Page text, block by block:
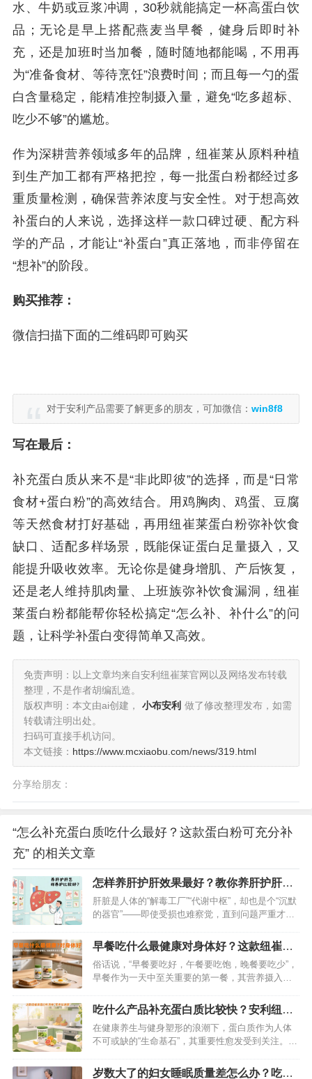
水、牛奶或豆浆冲调，30秒就能搞定一杯高蛋白饮
品；无论是早上搭配燕麦当早餐，健身后即时补
充，还是加班时当加餐，随时随地都能喝，不用再
为“准备食材、等待烹饪”浪费时间；而且每一勺的蛋
白含量稳定，能精准控制摄入量，避免“吃多超标、
吃少不够”的尴尬。
作为深耕营养领域多年的品牌，纽崔莱从原料种植
到生产加工都有严格把控，每一批蛋白粉都经过多
重质量检测，确保营养浓度与安全性。对于想高效
补蛋白的人来说，选择这样一款口碑过硬、配方科
学的产品，才能让“补蛋白”真正落地，而非停留在
“想补”的阶段。
购买推荐：
微信扫描下面的二维码即可购买
对于安利产品需要了解更多的朋友，可加微信： win8f8
写在最后：
补充蛋白质从来不是“非此即彼”的选择，而是“日常
食材+蛋白粉”的高效结合。用鸡胸肉、鸡蛋、豆腐
等天然食材打好基础，再用纽崔莱蛋白粉弥补饮食
缺口、适配多样场景，既能保证蛋白足量摄入，又
能提升吸收效率。无论你是健身增肌、产后恢复，
还是老人维持肌肉量、上班族弥补饮食漏洞，纽崔
莱蛋白粉都能帮你轻松搞定“怎么补、补什么”的问
题，让科学补蛋白变得简单又高效。
免责声明：以上文章均来自安利纽崔莱官网以及网络发布转载
整理，不是作者胡编乱造。
版权声明：本文由ai创建，
小布安利 做了修改整理发布，如需
转载请注明出处。
扫码可直接手机访问。
本文链接： https://www.mcxiaobu.com/news/319.html
分享给朋友：
“怎么补充蛋白质吃什么最好？这款蛋白粉可充分补
充” 的相关文章
怎样养肝护肝效果最好？教你养肝护肝的
方法
肝脏是人体的“解毒工厂”“代谢中枢”，却也是个“沉默
的器官”——即使受损也难察觉，直到问题严重才会
“早养护”。今天分享一套科学易懂的养肝护肝方法，
从饮食、作息、情绪到习惯，全方位守护肝脏健康
～…
早餐吃什么最健康对身体好？这款纽崔莱
产品绝对不容错过
俗话说，“早餐要吃好，午餐要吃饱，晚餐要吃少”，
早餐作为一天中至关重要的第一餐，其营养摄入直
男士们而言，如何在有限的时间内，享用一份既健
康又营养的早餐？纽崔莱男士活力组合给出了完美
答案，以科学配比与便捷体验，成为男士早餐的理
想之选。…
吃什么产品补充蛋白质比较快？安利纽崔
莱蛋白粉别错过
在健康养生与健身塑形的浪潮下，蛋白质作为人体
不可或缺的“生命基石”，其重要性愈发受到关注。无
复，亦或是老年人维持机体活力，及时高效地补充
岁数大了的妇女睡眠质量差怎么办？吃这